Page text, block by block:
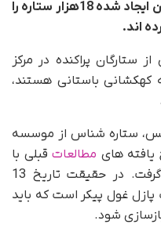
نقشه سه بعدی کهکشان که تاکنون ایجاد شده 18هزار ستاره را
اند.
ستارگان پراکنده در مرکز
باستانی هستند،
ستاره شناس از موسسه
های مطالعات قبلی با
جزئیات بیشتری مورد توجه قرار گرفت. در حقیقت تاریخ 13
غول پیکر است که باید
شود.